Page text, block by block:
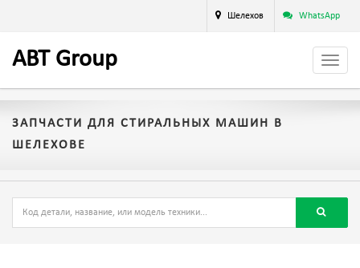
Шелехов WhatsApp
ABT Group
ЗАПЧАСТИ ДЛЯ СТИРАЛЬНЫХ МАШИН В
ШЕЛЕХОВЕ